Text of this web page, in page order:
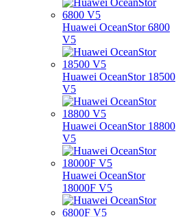
Huawei OceanStor 6800
V5
Huawei OceanStor 18500
V5
Huawei OceanStor 18800
V5
Huawei OceanStor
18000F V5